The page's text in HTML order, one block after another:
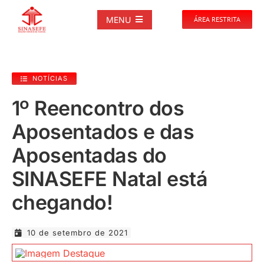
MENU
NOTÍCIAS
PUBLICAÇÕES
DOCUMENTOS
GALERIAS
EVENTOS
ÁREA RESTRITA
NOTÍCIAS
1º Reencontro dos
Aposentados e das
Aposentadas do
SINASEFE Natal está
chegando!
10 de setembro de 2021